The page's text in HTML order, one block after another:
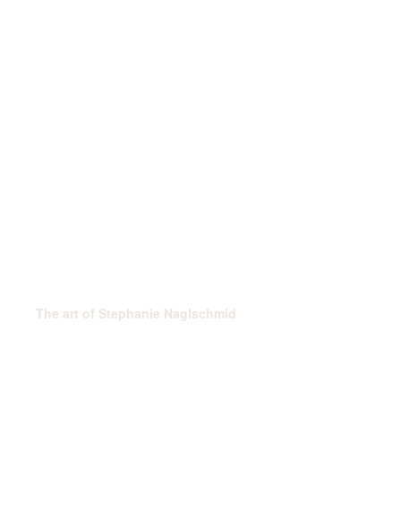
The art of Stephanie Naglschmid